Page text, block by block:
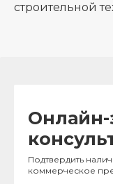
строительной
Онлайн-
Подтвердить
коммерческое